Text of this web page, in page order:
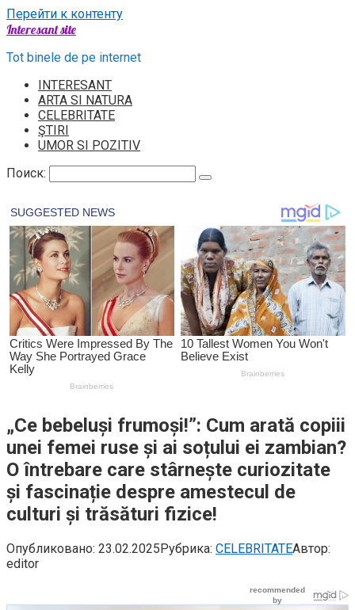
Перейти к контенту
Interesant site
Tot binele de pe internet
INTERESANT
ARTA SI NATURA
CELEBRITATE
ŞTIRI
UMOR SI POZITIV
Поиск:
„Ce bebeluși frumoși!”: Cum arată copiii
unei femei ruse și ai soțului ei zambian?
O întrebare care stârnește curiozitate
și fascinație despre amestecul de
culturi și trăsături fizice!
Опубликовано: 23.02.2025Рубрика: CELEBRITATEАвтор:
editor